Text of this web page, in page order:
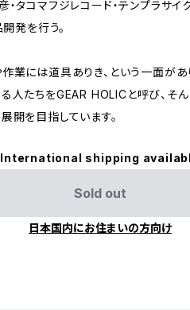
・タコマフジレコード・テンプラサイ
発を行う。
業には道具ありき、という一面があ
人たちをGEAR HOLICと呼び、そ
開を目指しています。
International shipping
Sold out
日本国内にお住まいの方向け